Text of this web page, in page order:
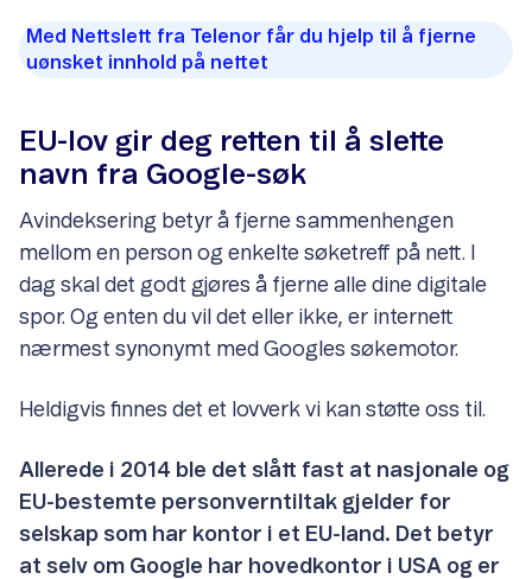
Med Nettslett fra Telenor får du hjelp til å fjerne
uønsket innhold på nettet
EU-lov gir deg retten til å slette
navn fra Google-søk
Avindeksering betyr å fjerne sammenhengen
mellom en person og enkelte søketreff på nett. I
dag skal det godt gjøres å fjerne alle dine digitale
spor. Og enten du vil det eller ikke, er internett
nærmest synonymt med Googles søkemotor.
Heldigvis finnes det et lovverk vi kan støtte oss til.
Allerede i 2014 ble det slått fast at nasjonale og
EU-bestemte personverntiltak gjelder for
selskap som har kontor i et EU-land. Det betyr
at selv om Google har hovedkontor i USA og er